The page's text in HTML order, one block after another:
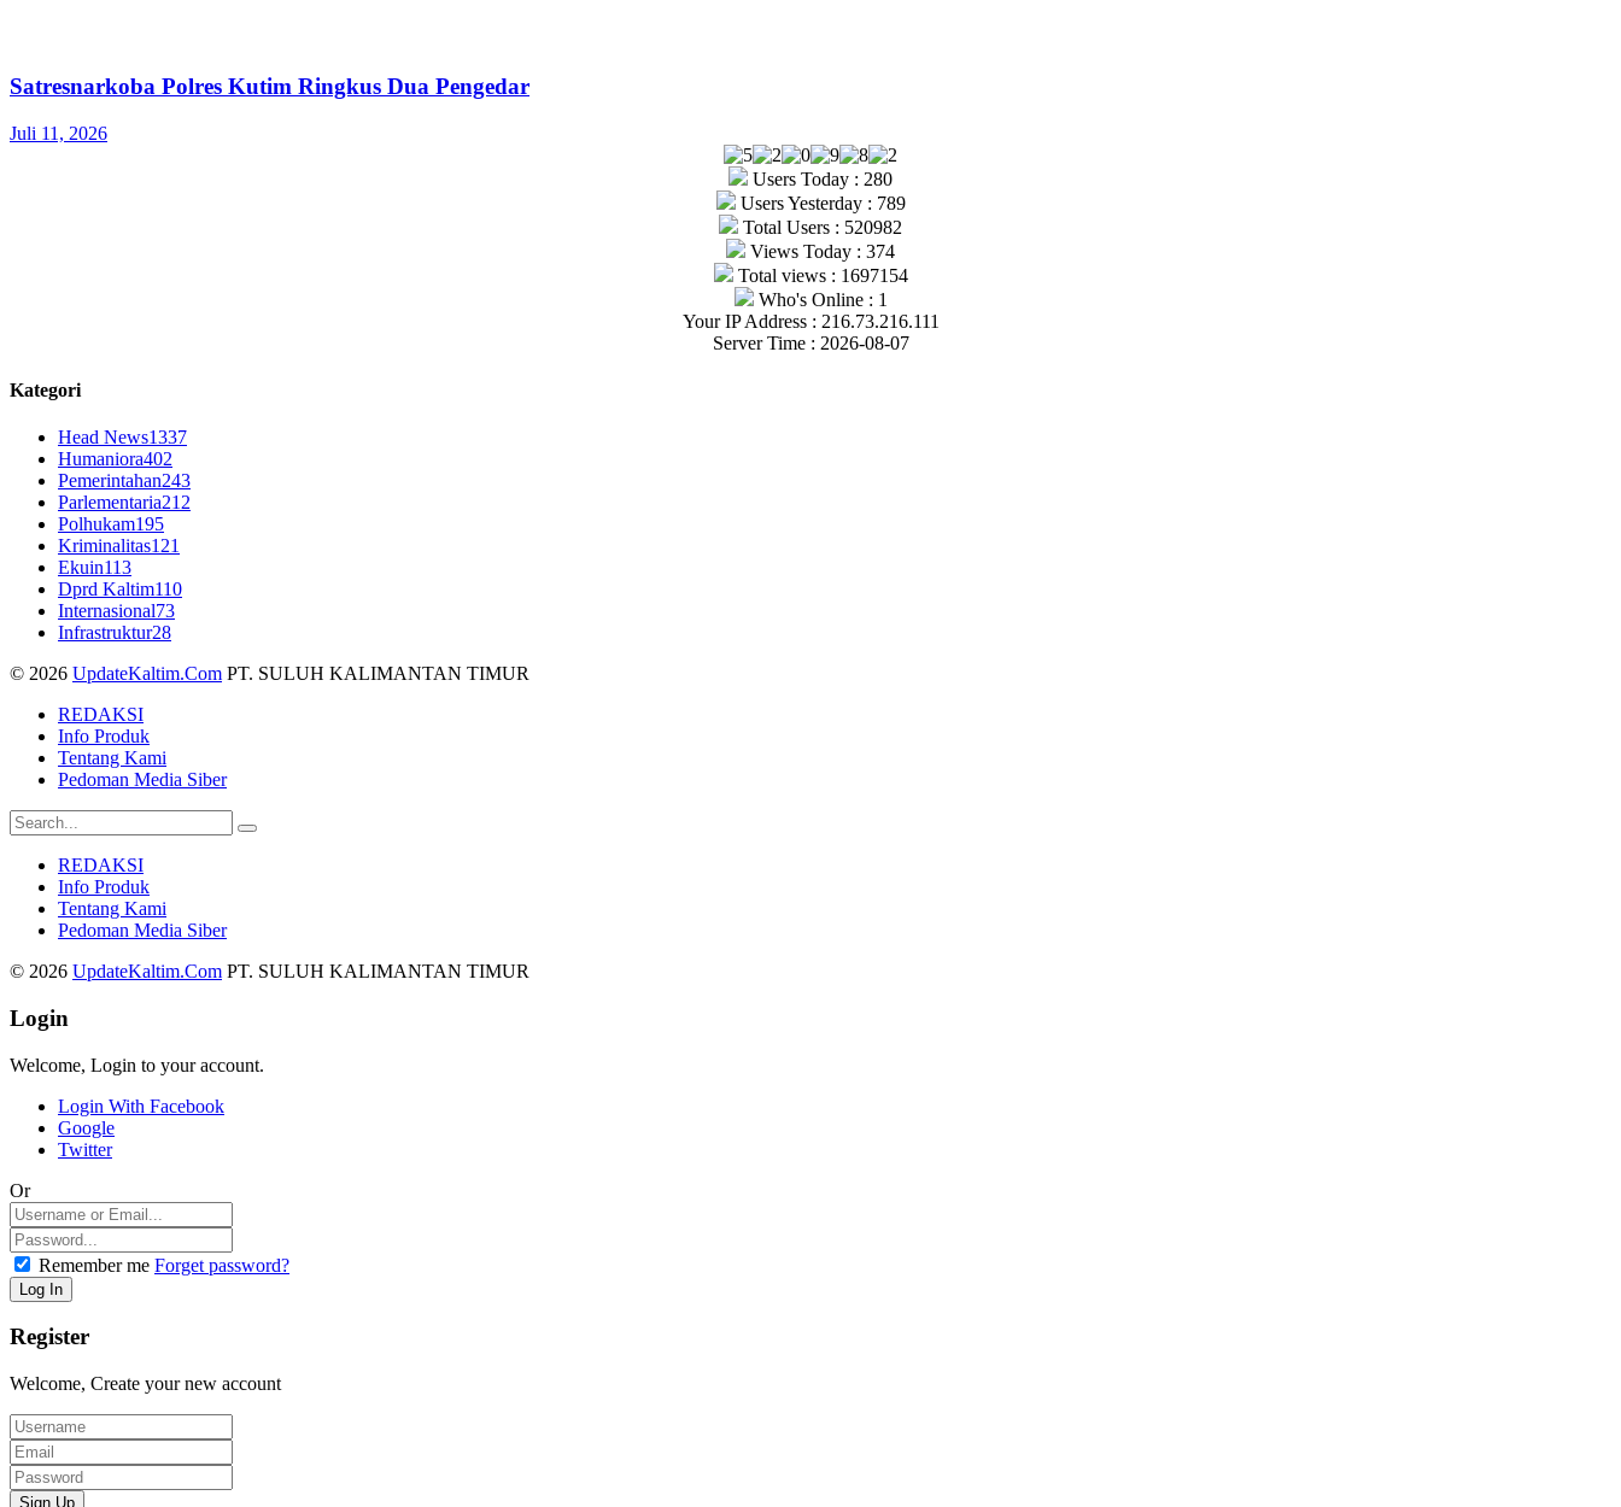
Satresnarkoba Polres Kutim Ringkus Dua Pengedar
Juli 11, 2026
Users Today : 280
Users Yesterday : 789
Total Users : 520982
Views Today : 374
Total views : 1697154
Who's Online : 1
Your IP Address : 216.73.216.111
Server Time : 2026-08-07
Kategori
Head News1337
Humaniora402
Pemerintahan243
Parlementaria212
Polhukam195
Kriminalitas121
Ekuin113
Dprd Kaltim110
Internasional73
Infrastruktur28
© 2026 UpdateKaltim.Com PT. SULUH KALIMANTAN TIMUR
REDAKSI
Info Produk
Tentang Kami
Pedoman Media Siber
REDAKSI
Info Produk
Tentang Kami
Pedoman Media Siber
© 2026 UpdateKaltim.Com PT. SULUH KALIMANTAN TIMUR
Login
Welcome, Login to your account.
Login With Facebook
Google
Twitter
Or
Remember me Forget password?
Register
Welcome, Create your new account